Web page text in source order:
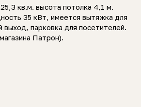
кв.м. высота потолка 4,1 м.
35 кВт, имеется вытяжка для
парковка для посетителей.
Патрон).